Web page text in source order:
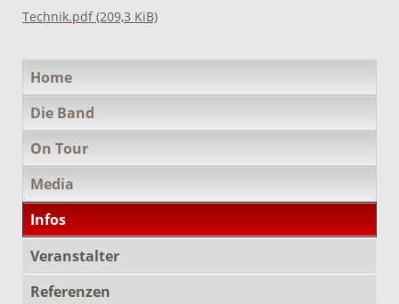
Technik.pdf(209,3 KiB)
überspringen
Home
Die Band
On Tour
Media
Infos
Veranstalter
Referenzen